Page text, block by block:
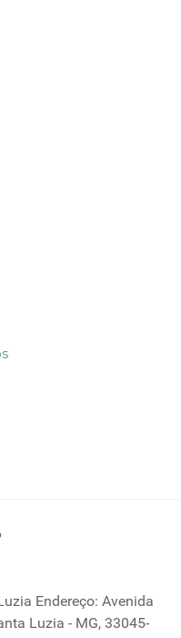
Endereço: Avenida
Luzia - MG, 33045-